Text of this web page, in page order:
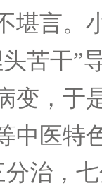
堪言。
头苦干”
变，于
中医特
分治，